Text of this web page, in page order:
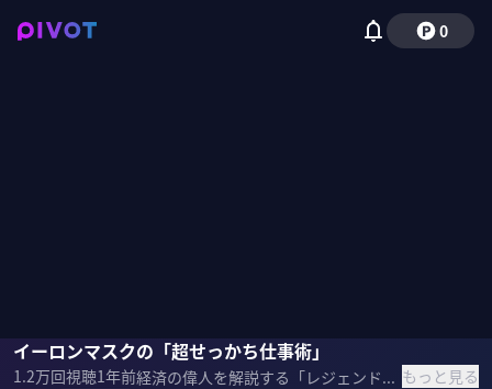
0
イーロンマスクの「超せっかち仕事術」
1.2万回視聴1年前 経済の偉人を解説する「レジェンド超解説」。第2回はイーロンマスク。驚きの経営術からウラ話までを超解説！ ＜ゲスト＞ 村上（マヂカルラブリー／お笑いタレント) もっと見る
笹本裕奥田修二村上磯貝初奈